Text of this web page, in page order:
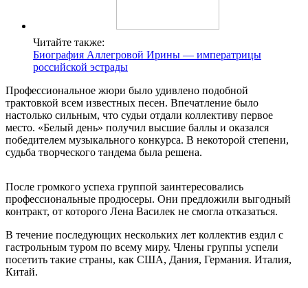
Читайте также:
Биография Аллегровой Ирины — императрицы
российской эстрады
Профессиональное жюри было удивлено подобной
трактовкой всем известных песен. Впечатление было
настолько сильным, что судьи отдали коллективу первое
место. «Белый день» получил высшие баллы и оказался
победителем музыкального конкурса. В некоторой степени,
судьба творческого тандема была решена.
После громкого успеха группой заинтересовались
профессиональные продюсеры. Они предложили выгодный
контракт, от которого Лена Василек не смогла отказаться.
В течение последующих нескольких лет коллектив ездил с
гастрольным туром по всему миру. Члены группы успели
посетить такие страны, как США, Дания, Германия. Италия,
Китай.